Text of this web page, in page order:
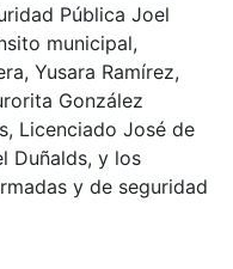
Pública Joel
municipal,
Yusara Ramírez,
González
Licenciado José de
Duñalds, y los
y de seguridad